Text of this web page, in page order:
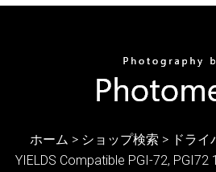
ホーム > ショップ検索 > ドライ
YIELDS Compatible PGI-72,